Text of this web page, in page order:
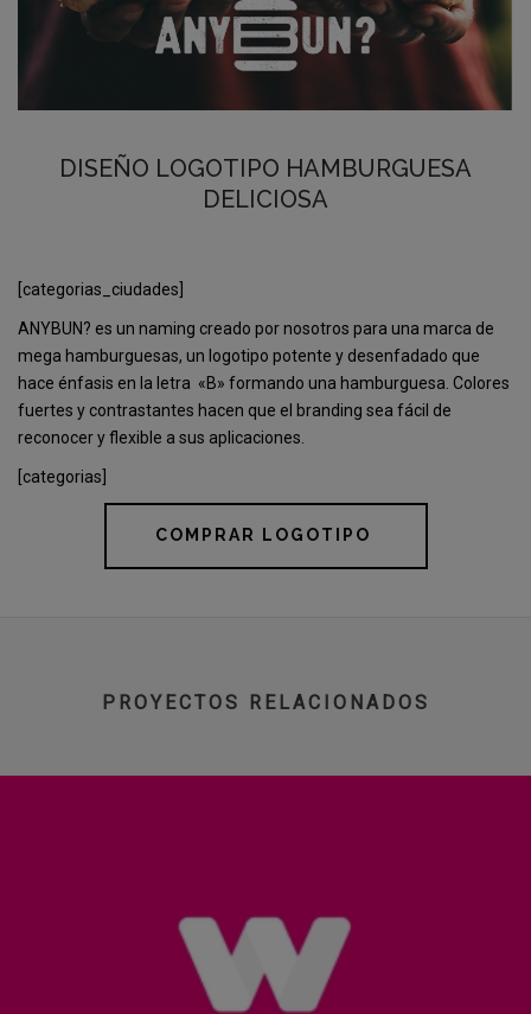
DISEÑO LOGOTIPO HAMBURGUESA
DELICIOSA
[categorias_ciudades]
ANYBUN? es un naming creado por nosotros para una marca de
mega hamburguesas, un logotipo potente y desenfadado que
hace énfasis en la letra «B» formando una hamburguesa. Colores
fuertes y contrastantes hacen que el branding sea fácil de
reconocer y flexible a sus aplicaciones.
[categorias]
COMPRAR LOGOTIPO
PROYECTOS RELACIONADOS